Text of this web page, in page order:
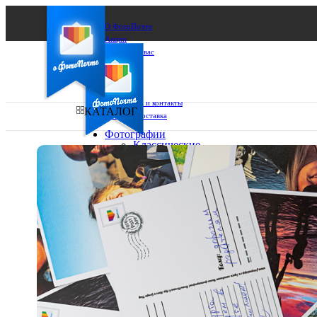
О ФотоПочте
Акции
Сделаем за вас
Бизнесу
FAQ
Франшиза
Поддержка и контакты
Оплата и доставка
Ваш город:
Ваш регион доставки
Выберите из списка:
КАТАЛОГ
Фотографии
Классические
фото
10х10
10х15
Фото